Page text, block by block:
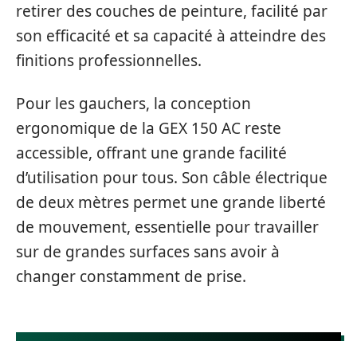
retirer des couches de peinture, facilité par
son efficacité et sa capacité à atteindre des
finitions professionnelles.
Pour les gauchers, la conception
ergonomique de la GEX 150 AC reste
accessible, offrant une grande facilité
d’utilisation pour tous. Son câble électrique
de deux mètres permet une grande liberté
de mouvement, essentielle pour travailler
sur de grandes surfaces sans avoir à
changer constamment de prise.